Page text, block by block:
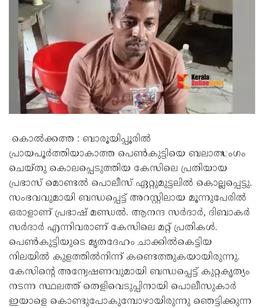
കൊൽക്കത്ത : ബാരൂയിപ്പൂരിൽ
പ്രായപൂർത്തിയാകാത്ത പെൺകുട്ടിയെ ബലാത്സംഗം
ചെയ്തു കൊലപ്പെടുത്തിയ കേസിലെ പ്രതിയായ
പ്രഭാസ് മൊണ്ടൽ പൊലീസ് ഏറ്റുമുട്ടലിൽ കൊല്ലപ്പെട്ടു.
സംഭവവുമായി ബന്ധപ്പെട്ട് അറസ്റ്റിലായ മൂന്നുപേരിൽ
ഒരാളാണ് പ്രഭാഷ് മണ്ഡൽ. ആനന്ദ സർദാർ, ദിബാകർ
സർദാർ എന്നിവരാണ് കേസിലെ മറ്റ് പ്രതികൾ.
പെൺകുട്ടിയുടെ മൃതദേഹം ചാക്കിൽകെട്ടിയ
നിലയിൽ കുളത്തിൽനിന്ന് കണ്ടെത്തുകയായിരുന്നു.
കേസിന്റെ അന്വേഷണവുമായി ബന്ധപ്പെട്ട് കുറ്റകൃത്യം
നടന്ന സ്ഥലത്ത് തെളിവെടുപ്പിനായി പൊലീസുകാർ
ഇയാളെ കൊണ്ടുപോകുമ്പോഴായിരുന്നു ഞെട്ടിക്കുന്ന